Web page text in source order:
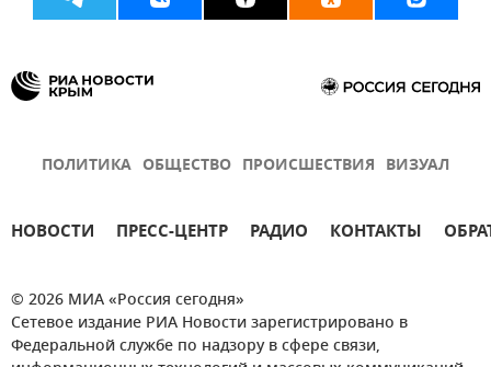
ПОЛИТИКА ОБЩЕСТВО ПРОИСШЕСТВИЯ ВИЗУАЛ
НОВОСТИ ПРЕСС-ЦЕНТР РАДИО КОНТАКТЫ
© 2026 МИА «Россия сегодня»
Сетевое издание РИА Новости зарегистрировано в
Федеральной службе по надзору в сфере связи,